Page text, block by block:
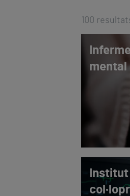
100
mental
Institut